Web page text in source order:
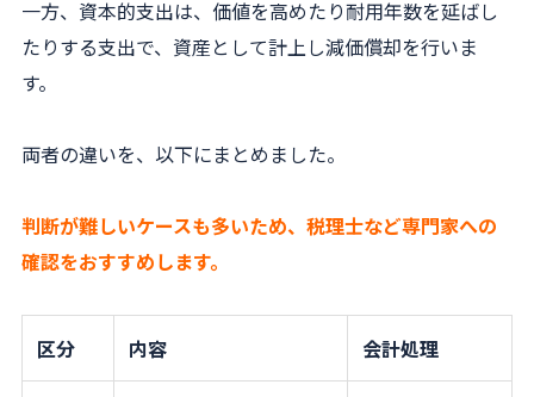
一方、資本的支出は、価値を高めたり耐用年数を延ばし
たりする支出で、資産として計上し減価償却を行いま
す。
両者の違いを、以下にまとめました。
判断が難しいケースも多いため、税理士など専門家への
確認をおすすめします。
区分 内容 会計処理